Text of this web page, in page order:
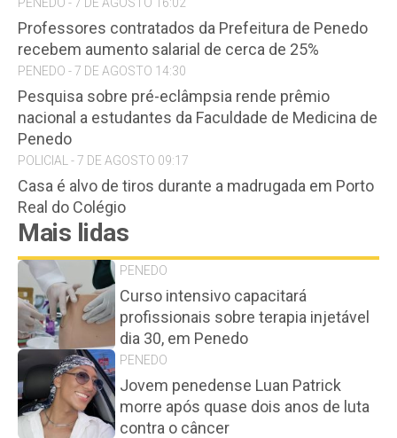
Professores contratados da Prefeitura de Penedo
recebem aumento salarial de cerca de 25%
PENEDO - 7 DE AGOSTO 14:30
Pesquisa sobre pré-eclâmpsia rende prêmio
nacional a estudantes da Faculdade de Medicina de
Penedo
POLICIAL - 7 DE AGOSTO 09:17
Casa é alvo de tiros durante a madrugada em Porto
Real do Colégio
Mais lidas
PENEDO
Curso intensivo capacitará
profissionais sobre terapia injetável
dia 30, em Penedo
PENEDO
Jovem penedense Luan Patrick
morre após quase dois anos de luta
contra o câncer